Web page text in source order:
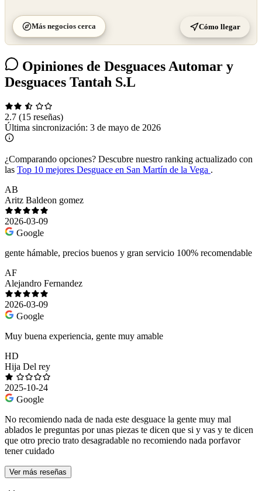
Más negocios cerca Cómo llegar
Opiniones de Desguaces Automar y
Desguaces Tantah S.L
2.7 (15 reseñas)
Última sincronización: 3 de mayo de 2026
¿Comparando opciones? Descubre nuestro ranking actualizado con
las Top 10 mejores Desguace en San Martín de la Vega .
AB
Aritz Baldeon gomez
2026-03-09
Google
gente hámable, precios buenos y gran servicio 100% recomendable
AF
Alejandro Fernandez
2026-03-09
Google
Muy buena experiencia, gente muy amable
HD
Hija Del rey
2025-10-24
Google
No recomiendo nada de nada este desguace la gente muy mal
ablados le preguntas por unas piezas te dicen que si y vas y te dicen
que otro precio trato desagradable no recomiendo nada porfavor
tener cuidado
Ver más reseñas